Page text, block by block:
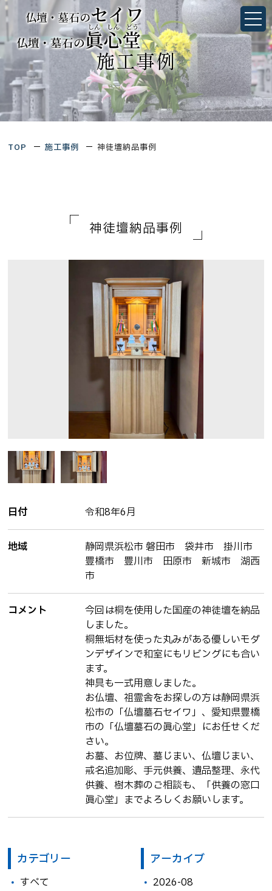
神徒壇納品事例｜墓石・仏壇のことなら静岡県浜松
市・愛知県豊橋市にあるセイワ／眞心堂
静岡県浜松市中央区佐鳴台1丁目4-27
墓石シミュレーション
想いを形にするお墓づくり
安心のお墓じまい・修繕リフォーム
お墓に文字を刻む大切な想い
ご先祖さまを想う仏壇・仏具
ブログ
よくある質問
お問い合わせ
TOP 施工事例 神徒壇納品事例
日付 令和8年6月
地域
静岡県浜松市 磐田市 袋井市 掛川市
豊橋市 豊川市 田原市 新城市 湖西
市
コメント
今回は桐を使用した国産の神徒壇を納品
しました。
桐無垢材を使った丸みがある優しいモダ
ンデザインで和室にもリビングにも合い
ます。
神具も一式用意しました。
お仏壇、祖霊舎をお探しの方は静岡県浜
松市の「仏壇墓石セイワ」、愛知県豊橋
市の「仏壇墓石の眞心堂」にお任せくだ
さい。
お墓、お位牌、墓じまい、仏壇じまい、
戒名追加彫、手元供養、遺品整理、永代
供養、樹木葬のご相談も、「供養の窓口
眞心堂」までよろしくお願いします。
カテゴリー
すべて
アーカイブ
2026-08